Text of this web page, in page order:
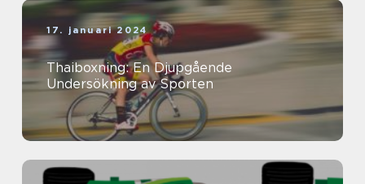
17. januari 2024
Thaiboxning: En Djupgående
Undersökning av Sporten